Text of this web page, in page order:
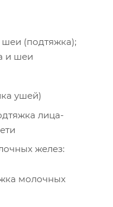
(подтяжка);
и шеи
ушей)
лица-
желез:
молочных